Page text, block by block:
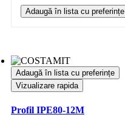
Adaugă în lista cu preferințe
Adaugă în lista cu preferințe
Vizualizare rapida
Profil IPE80-12M